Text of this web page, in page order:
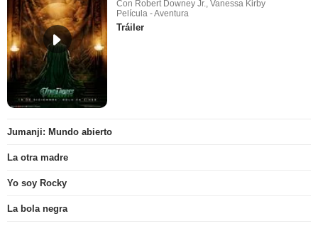
Con Robert Downey Jr., Vanessa Kirby
Película - Aventura
Tráiler
Jumanji: Mundo abierto
La otra madre
Yo soy Rocky
La bola negra